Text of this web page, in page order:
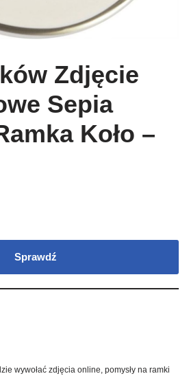
Zdjęcie
Sepia
Koło –
Sprawdź
wywołać zdjęcia online, pomysły na ramki